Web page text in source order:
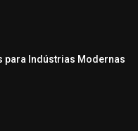
para Indústrias Modernas